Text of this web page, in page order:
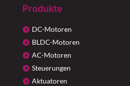
Produkte
DC-Motoren
BLDC-Motoren
AC-Motoren
Steuerungen
Aktuatoren